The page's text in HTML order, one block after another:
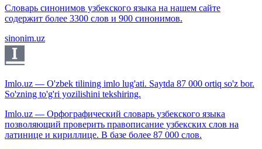
Словарь синонимов узбекского языка на нашем сайте
содержит более 3300 слов и 900 синонимов.
sinonim.uz
Imlo.uz — O'zbek tilining imlo lug'ati. Saytda 87 000 ortiq so'z bor.
So'zning to'g'ri yozilishini tekshiring.
Imlo.uz — Орфографический словарь узбекского языка
позволяющий проверить правописание узбекских слов на
латинице и кириллице. В базе более 87 000 слов.